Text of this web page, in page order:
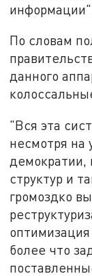
По словам
данного
"Вся эта
несмотря на
демократии,
структур и
громоздко
более что